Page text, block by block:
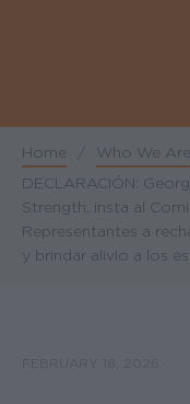
Breadcrumb
Home / Who We Are
DECLARACIÓN:
Strength, insta al
Representantes a
y brindar alivio a los